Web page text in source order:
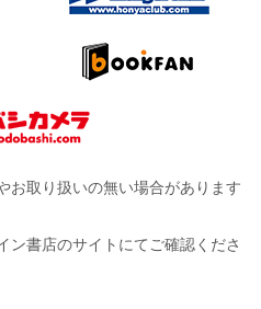
お取り扱いの無い場合があります
書店のサイトにてご確認くださ